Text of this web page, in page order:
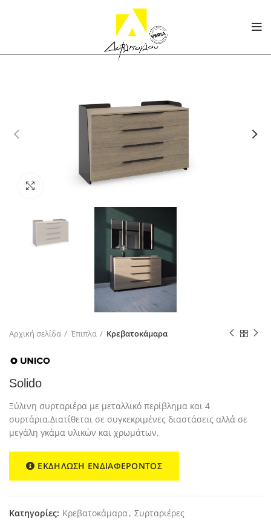
Click to enlarge
Αρχική σελίδα Έπιπλα Κρεβατοκάμαρα
Solido
Ξύλινη συρταριέρα με μεταλλικό περίβλημα και 4
συρτάρια.Διατίθεται σε συγκεκριμένες διαστάσεις αλλά σε
μεγάλη γκάμα υλικών και χρωμάτων.
ΕΚΔΗΛΩΣΗ ΕΝΔΙΑΦΕΡΟΝΤΟΣ
Κατηγορίες: Κρεβατοκάμαρα, Συρταριέρες